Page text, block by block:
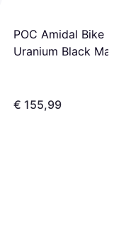
POC Amidal Bike
Uranium Black Matt
€ 155,99